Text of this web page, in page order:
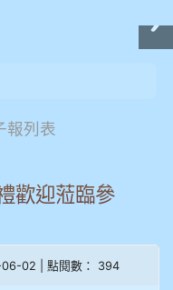
報列表
歡迎蒞臨參
02 | 點閱數： 394